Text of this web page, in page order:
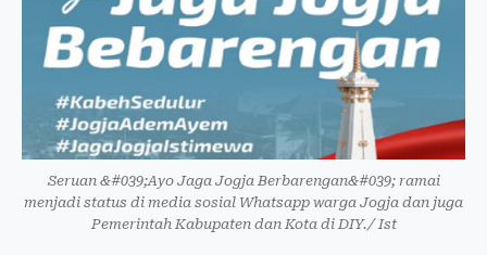
Seruan &#039;Ayo Jaga Jogja Berbarengan&#039; ramai
menjadi status di media sosial Whatsapp warga Jogja dan juga
Pemerintah Kabupaten dan Kota di DIY./ Ist